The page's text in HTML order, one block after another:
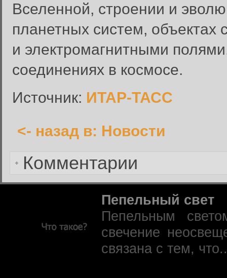
Вселенной, строении и
планетных систем,
и электромагнитными
соединениях в космосе.
Источник: ИТАР-ТАСС
<- назад в: Новости
Комментарии
Введите имя пользователя и
Вход в систему
Забыли пароль?
Пепельный свет
Пепельным
свечение
связана с тем,